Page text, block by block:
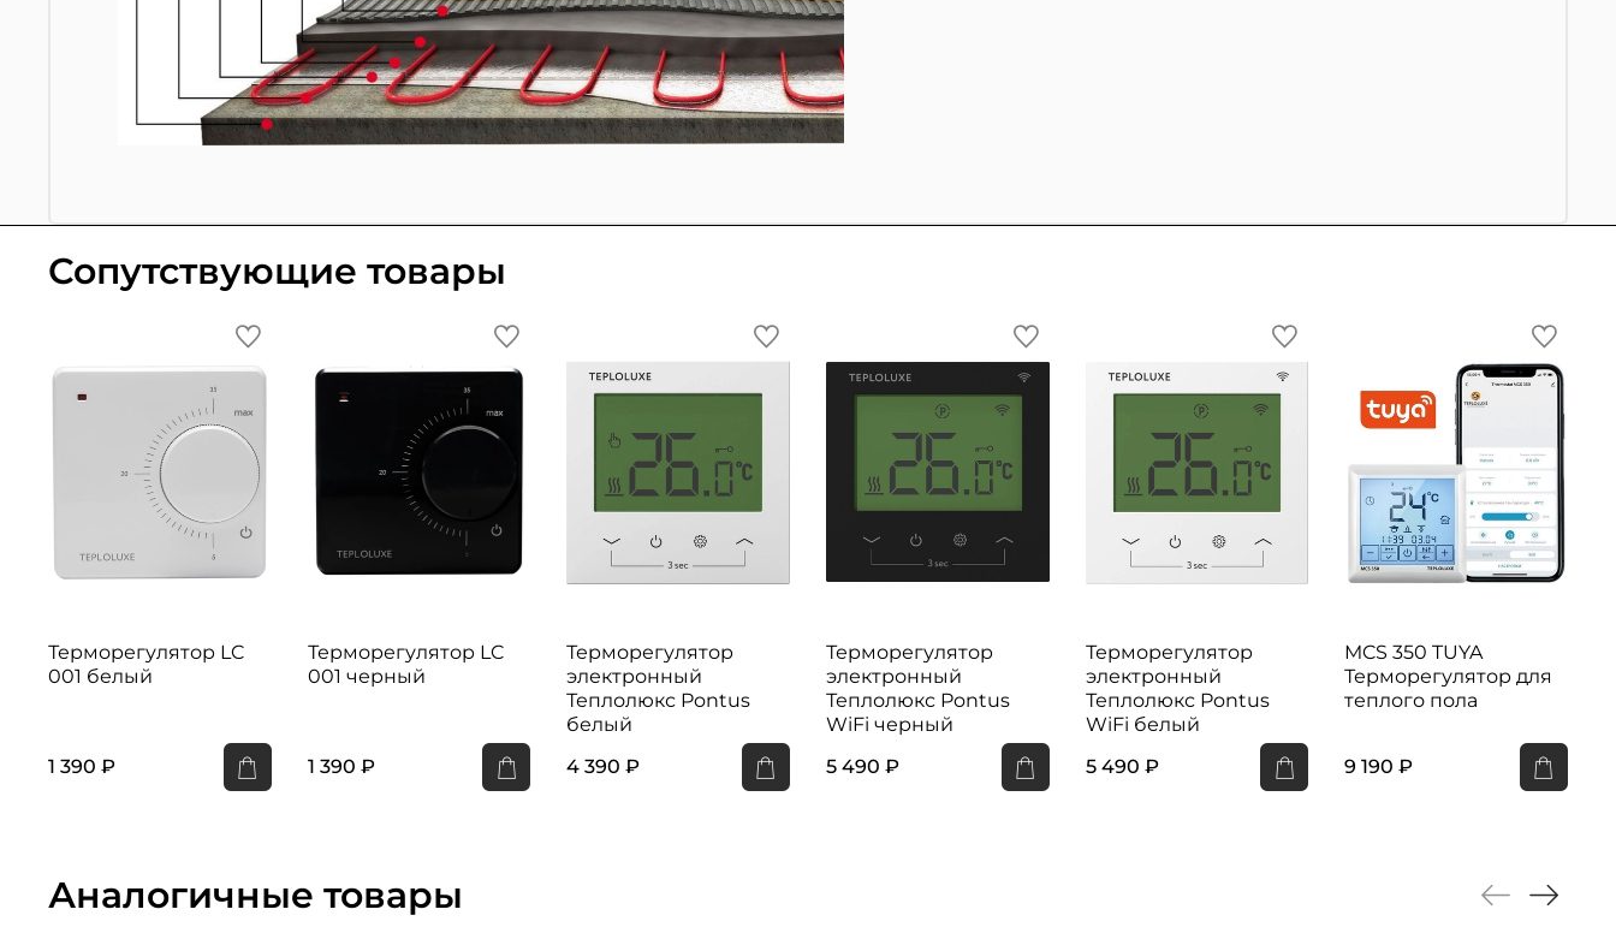
Сопутствующие товары
Терморегулятор LC
001 белый
1 390 ₽
Терморегулятор LC
001 черный
1 390 ₽
Терморегулятор
электронный
Теплолюкс Pontus
белый
4 390 ₽
Терморегулятор
электронный
Теплолюкс Pontus
WiFi черный
5 490 ₽
Терморегулятор
электронный
Теплолюкс Pontus
WiFi белый
5 490 ₽
MCS 350 TUYA
Терморегулятор для
теплого пола
9 190 ₽
Аналогичные товары